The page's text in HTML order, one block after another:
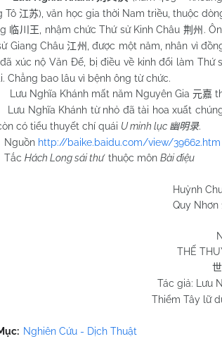
Tô江苏), văn học gia thời Nam triều, thuộc
临川王 , nhậm chức Thứ sử Kinh Châu 荆州 .
Giang Châu江州 , được một năm, nhân vì
đã xúc nộ Văn Đế, bị điều về kinh đổi làm Thứ
Chẳng bao lâu vì bệnh ông từ chức.
Lưu Nghĩa Khánh mất năm Nguyên Gia 元嘉
Nghĩa Khánh từ nhỏ đã tài hoa xuất chúng,
có tiểu thuyết chí quái U minh lục 幽明录.
http://baike.baidu.com/view/39662.htm
Hách Long sái thư thuộc môn Bài điệu
Chương
Nhơn 11/5/
THẾ
Tác giả: Lưu
Thiểm Tây lữ
Nghiên Cứu - Dịch Thuật